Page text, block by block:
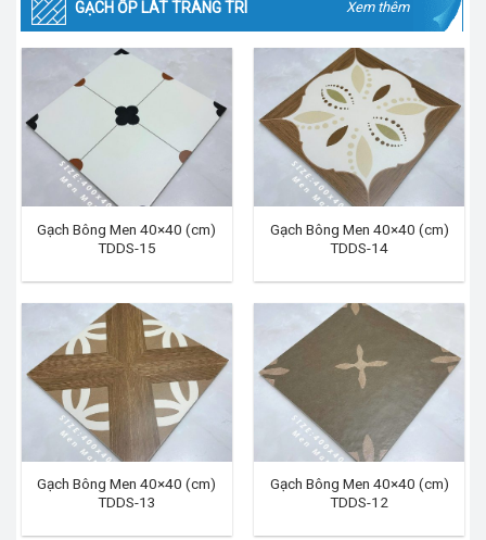
GẠCH ỐP LÁT TRANG TRÍ Xem thêm
Gạch Bông Men 40×40 (cm)
TDDS-15
Gạch Bông Men 40×40 (cm)
TDDS-14
Gạch Bông Men 40×40 (cm)
TDDS-13
Gạch Bông Men 40×40 (cm)
TDDS-12